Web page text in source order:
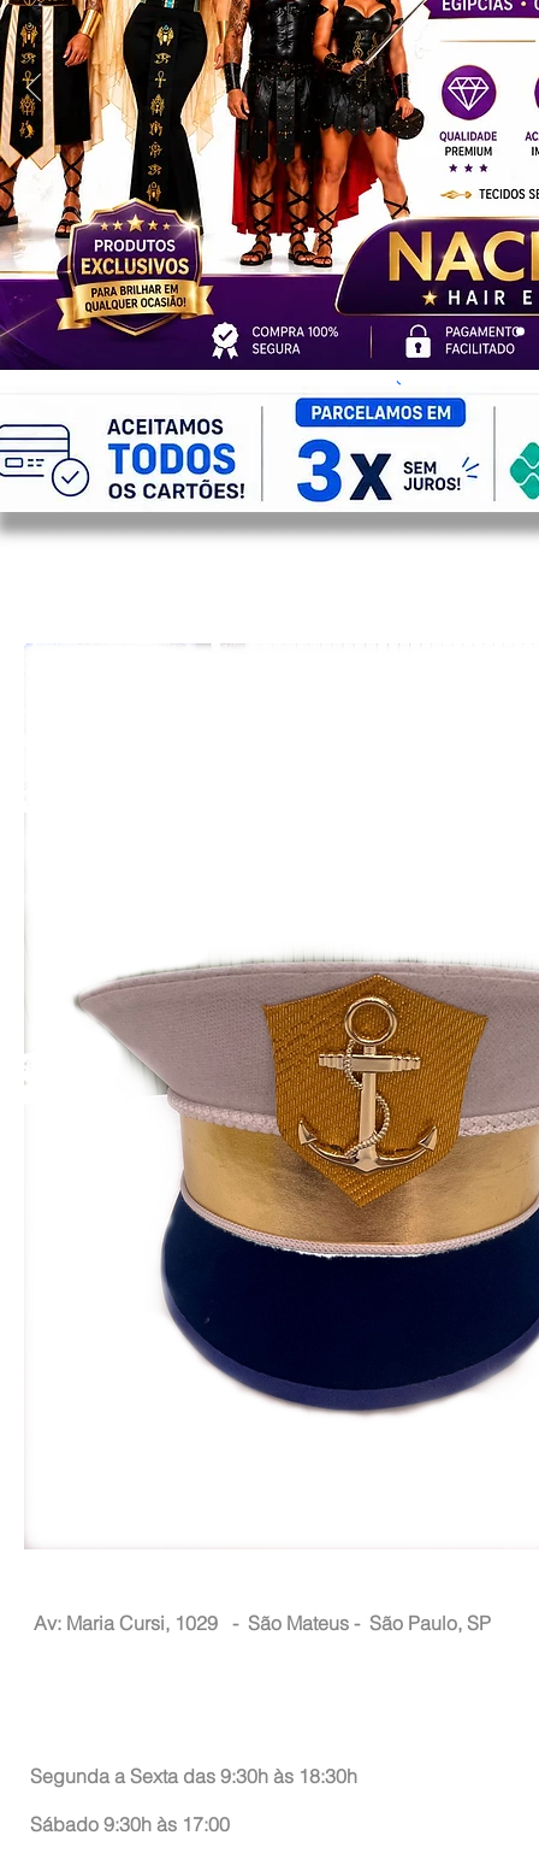
Av: Maria Cursi, 1029 - São Mateus - São Paulo, SP
Segunda a Sexta das 9:30h às 18:30h
Sábado 9:30h às 17:00